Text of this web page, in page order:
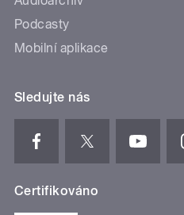
Podcasty
Mobilní aplikace
Sledujte nás
Certifikováno